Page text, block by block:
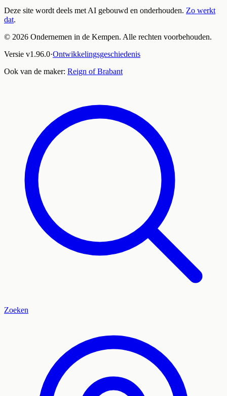
Deze site wordt deels met AI gebouwd en onderhouden. Zo werkt
dat.
© 2026 Ondernemen in de Kempen. Alle rechten voorbehouden.
Versie v1.96.0·Ontwikkelingsgeschiedenis
Ook van de maker: Reign of Brabant
Zoeken